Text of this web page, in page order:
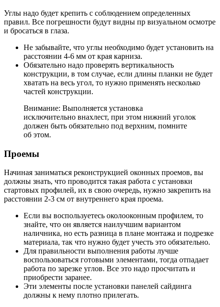
Углы надо будет крепить с соблюдением определенных
правил. Все погрешности будут видны пр визуальном осмотре
и бросаться в глаза.
Не забывайте, что углы необходимо будет установить на
расстоянии 4-6 мм от края карниза.
Обязательно надо проверять вертикальность
конструкции, в том случае, если длины планки не будет
хватать на весь угол, то нужно применять несколько
частей конструкции.
Внимание: Выполняется установка
исключительно внахлест, при этом нижний уголок
должен быть обязательно под верхним, помните
об этом.
Проемы
Начиная заниматься реконструкцией оконных проемов, вы
должны знать, что проводится такая работа с установки
стартовых профилей, их в свою очередь, нужно закрепить на
расстоянии 2-3 см от внутреннего края проема.
Если вы воспользуетесь околооконным профилем, то
знайте, что он является наилучшим вариантом
наличника, но есть разница в плане монтажа и подрезке
материала, так что нужно будет учесть это обязательно.
Для правильности выполнения работы лучше
воспользоваться готовыми элементами, тогда отпадает
работа по зарезке углов. Все это надо просчитать и
приобрести заранее.
Эти элементы после установки панелей сайдинга
должны к нему плотно прилегать.